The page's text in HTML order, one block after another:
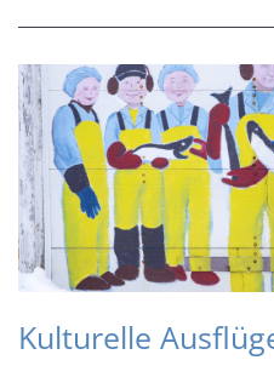
Kulturelle